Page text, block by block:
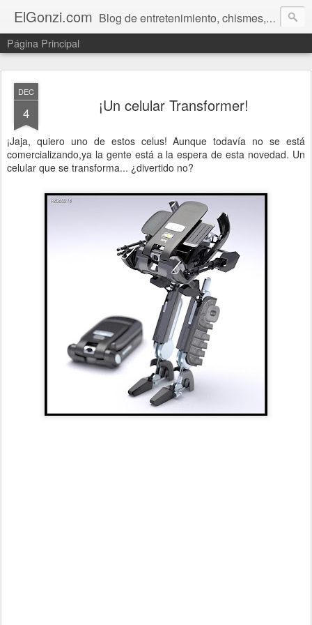
ElGonzi.com Blog de entretenimiento, chismes, humor, farándula, curiosidades, ovnis, noticias calientes, fotos, videos, paranormal y ¡más!
Página Principal
DEC
4 ¡Un celular Transformer!
¡Jaja, quiero uno de estos celus! Aunque todavía no se está
comercializando,ya la gente está a la espera de esta novedad. Un
celular que se transforma... ¿divertido no?